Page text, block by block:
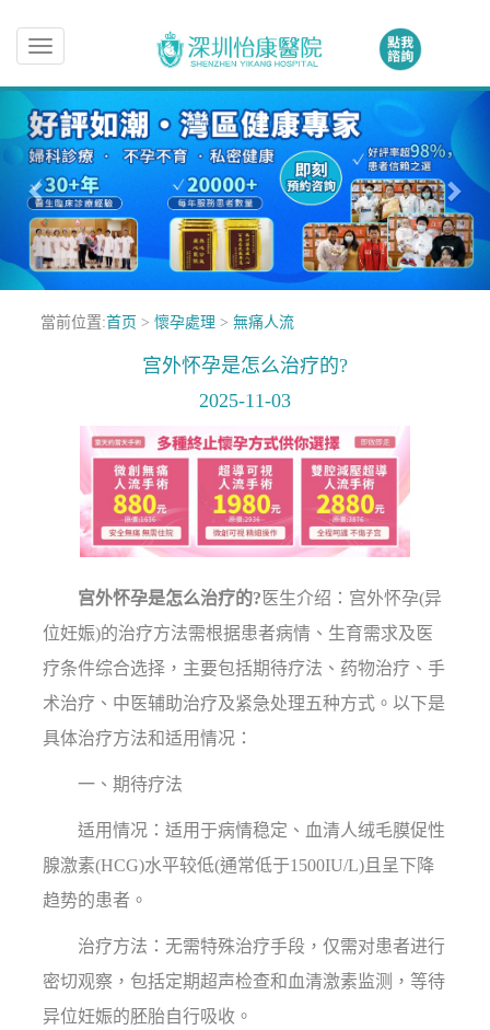
Toggle
navigation
當前位置:首页 > 懷孕處理 > 無痛人流
宫外怀孕是怎么治疗的?
2025-11-03
宫外怀孕是怎么治疗的? 医生介绍：宫外怀孕(异
位妊娠)的治疗方法需根据患者病情、生育需求及医
疗条件综合选择，主要包括期待疗法、药物治疗、手
术治疗、中医辅助治疗及紧急处理五种方式。以下是
具体治疗方法和适用情况：
一、期待疗法
适用情况：适用于病情稳定、血清人绒毛膜促性
腺激素(HCG)水平较低(通常低于1500IU/L)且呈下降
趋势的患者。
治疗方法：无需特殊治疗手段，仅需对患者进行
密切观察，包括定期超声检查和血清激素监测，等待
异位妊娠的胚胎自行吸收。